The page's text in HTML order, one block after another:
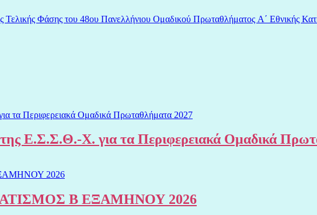
Τελικής Φάσης του 48ου Πανελλήνιου Ομαδικού Πρωταθλήματος A΄ Εθνικής
Ε.Σ.Σ.Θ.-Χ. για τα Περιφερειακά Ομαδικά
Β ΕΞΑΜΗΝΟΥ 2026